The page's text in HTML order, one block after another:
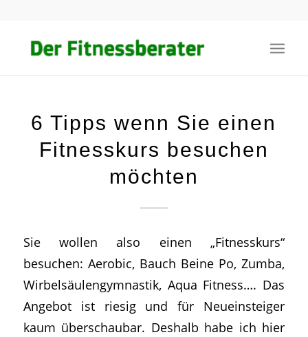
6 Tipps wenn Sie einen
Fitnesskurs besuchen
möchten
Sie wollen also einen „Fitnesskurs“
besuchen: Aerobic, Bauch Beine Po, Zumba,
Wirbelsäulengymnastik, Aqua Fitness…. Das
Angebot ist riesig und für Neueinsteiger
kaum überschaubar. Deshalb habe ich hier